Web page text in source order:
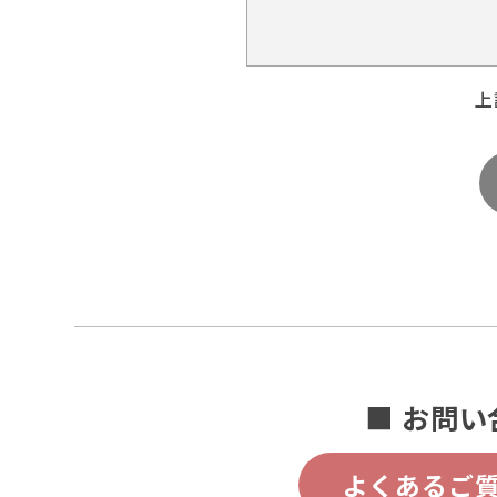
■ お問い
よくあるご